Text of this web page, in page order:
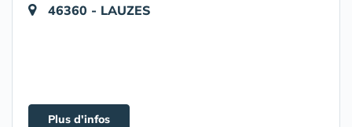
46360 - LAUZES
Plus d'infos